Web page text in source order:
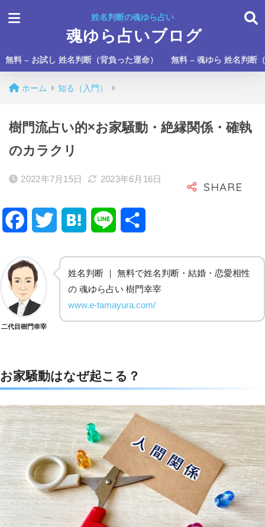
姓名判断の魂ゆら占い
魂ゆら占いブログ
無料 – お試し 姓名判断（背負った運命） 無料 – 魂ゆら 姓名判断
ホーム 知る（入門）
樹門流占い的×お家騒動・絶縁関係・確執
のカラクリ
2022年7月15日 2023年6月16日
c
e
b
o
i
r
t
e
n
n
e
二代目樹門幸宰
姓名判断 ｜ 無料で姓名判断・結婚・恋愛相性
の 魂ゆら占い 樹門幸宰
www.e-tamayura.com/
お家騒動はなぜ起こる？